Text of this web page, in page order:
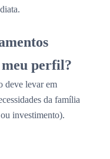
meu perfil?
deve levar em
da família
investimento).